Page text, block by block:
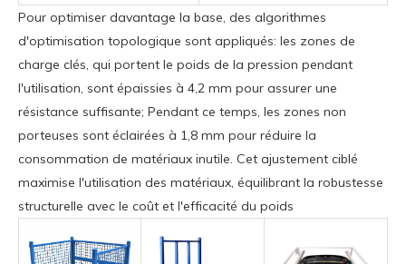
Pour optimiser davantage la base, des algorithmes
d'optimisation topologique sont appliqués: les zones de
charge clés, qui portent le poids de la pression pendant
l'utilisation, sont épaissies à 4,2 mm pour assurer une
résistance suffisante; Pendant ce temps, les zones non
porteuses sont éclairées à 1,8 mm pour réduire la
consommation de matériaux inutile. Cet ajustement ciblé
maximise l'utilisation des matériaux, équilibrant la robustesse
structurelle avec le coût et l'efficacité du poids